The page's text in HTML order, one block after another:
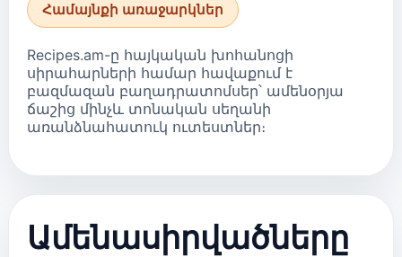
Համայնքի առաջարկներ
Recipes.am-ը հայկական խոհանոցի
սիրահարների համար հավաքում է
բազմազան բաղադրատոմսեր՝ ամենօրյա
ճաշից մինչև տոնական սեղանի
առանձնահատուկ ուտեստներ։
Ամենասիրվածները